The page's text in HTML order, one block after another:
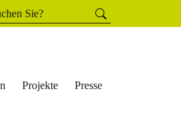
Suchen
Projekte Presse